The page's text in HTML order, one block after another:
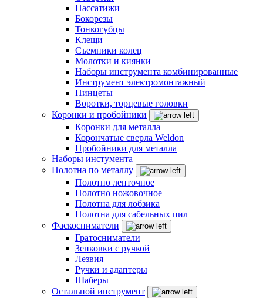
Пассатижи
Бокорезы
Тонкогубцы
Клещи
Съемники колец
Молотки и киянки
Наборы инструмента комбинированные
Инструмент электромонтажный
Пинцеты
Воротки, торцевые головки
Коронки и пробойники
Коронки для металла
Корончатые сверла Weldon
Пробойники для металла
Наборы инстумента
Полотна по металлу
Полотно ленточное
Полотно ножовочное
Полотна для лобзика
Полотна для сабельных пил
Фаскосниматели
Гратосниматели
Зенковки с ручкой
Лезвия
Ручки и адаптеры
Шаберы
Остальной инструмент